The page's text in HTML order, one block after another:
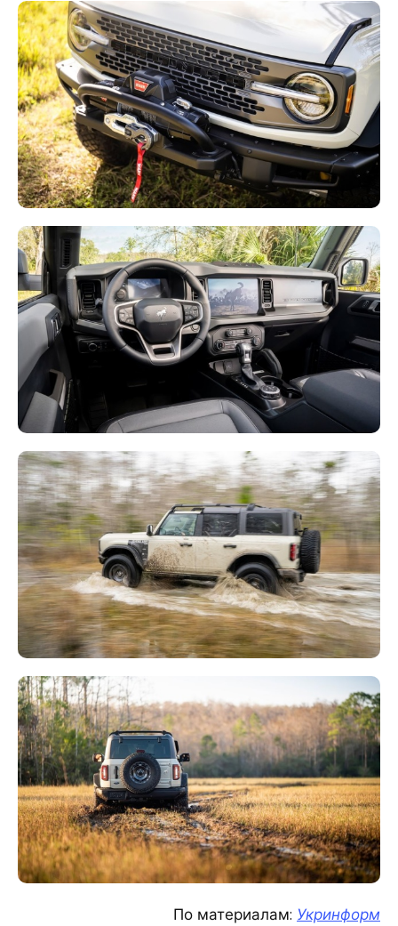
По материалам: Укринформ